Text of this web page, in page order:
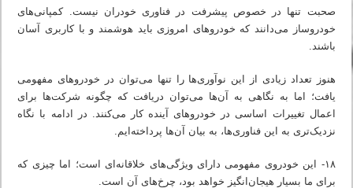
صحبت تنها در خصوص پیشرفت در فناوری خودران نیست. کمپانی‌های
خودروساز می‌دانند که خودروهای امروزی باید هوشمند و با کاربری آسان
باشند.
هنوز تعداد زیادی از این نوآوری‌ها را تنها می‌توان در خودروهای مفهومی
یافت؛ اما به نگاهی به آن‌ها می‌توان دریافت که چگونه شرکت‌ها برای
اعمال تغییرات اساسی در خودروهای آینده کار می‌کنند. در ادامه با نگاه
نزدیک‌تری به این فناوری‌ها، به بیان آن‌ها پرداخته‌ایم.
۱۸- این خودروی مفهومی دارای ویژگی‌های خلاقانه‌ای است؛ اما چیزی که
برای ما بسیار هیجان‌انگیز خواهد بود، چرخ‌های آن است.